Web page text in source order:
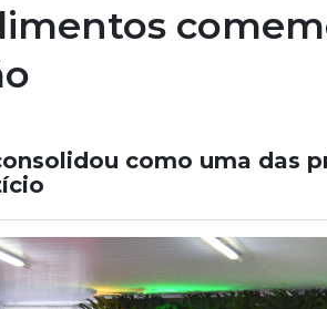
como uma das